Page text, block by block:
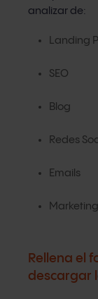
analizar de:
Landing
SEO
Blog
Redes
Emails
Rellena el
descargar